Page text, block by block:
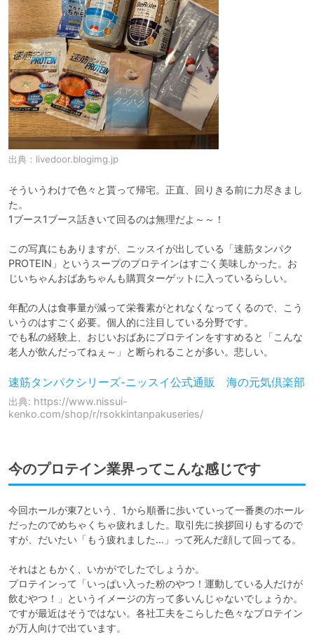
出典： livedoor.blogimg.jp
そういうわけで色々と貰って帰宅。正直、回りきる前に力尽きまし
た。
1ブース1ブース話きいて回るのは無理だよ～～！
この写真にもありますが、ニッスイが出している「速筋タンパク
PROTEIN」というスープのプロテインはすごく美味しかった。お
じいちゃんおばあちゃんも購買ターゲットに入っているらしい。
年配の人は食事量が減って栄養素がとれなくなってくるので、こう
いうのはすごく必要。個人的に注目している分野です。
でも私の経験上、おじいおばあにプロテインをすすめると「こんな
老人が飲んだってねぇ～」と断られることが多い。悲しい。
速筋タンパクシリーズ-ニッスイ公式通販 海の元気倶楽部
出典: https://www.nissui-
kenko.com/shop/r/rsokkintanpakuseries/
今のプロテイン業界ってこんな感じです
今回ホールが東7という、1から順番に歩いていって一番奥のホール
だったのでめちゃくちゃ疲れました。取引先に挨拶回りもするので
すが、だいたい「もう疲れました…」って死んだ顔して回ってる。
それはともかく、いかがでしたでしょうか。
プロテインって「いっぱい入った粉のやつ！運動している人だけが
飲むやつ！」というイメージの方って多いんじゃないでしょうか。
ですが最近はそうではない。各社工夫をこらした色々なプロテイン
が万人向けで出ています。